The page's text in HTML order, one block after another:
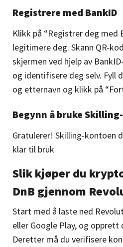
Registrere med BankID
Klikk på “Registrer deg med
legitimere deg. Skann QR-
skjermen ved hjelp av
og identifisere deg selv. Fyll
og etternavn og klikk på
Begynn å bruke
Gratulerer! Skilling-kontoen
klar til bruk
Slik kjøper du
DnB gjennom
Start med å laste ned
eller Google Play, og
Deretter må du verifisere